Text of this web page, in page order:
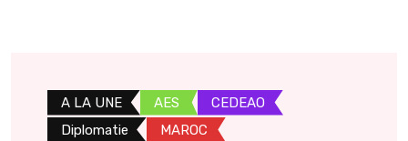
A LA UNE AES
CEDEAO
Diplomatie
MAROC